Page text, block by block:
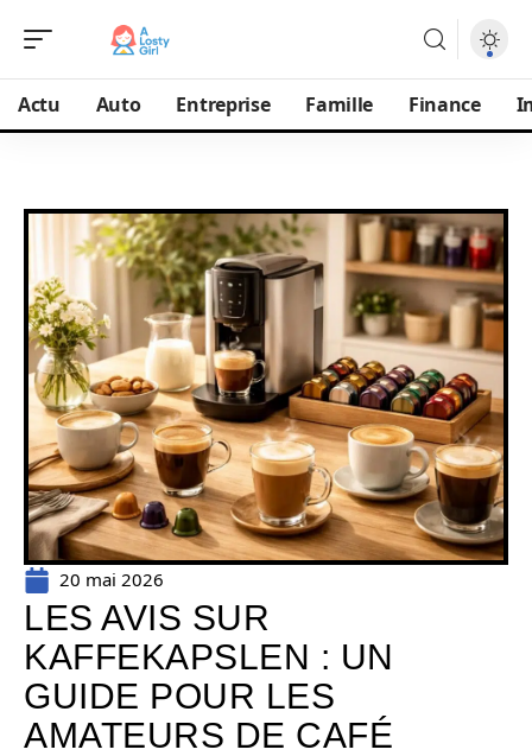
Actu Auto Entreprise Famille Finance
20 mai 2026
LES AVIS SUR
KAFFEKAPSLEN : UN
GUIDE POUR LES
AMATEURS DE CAFÉ